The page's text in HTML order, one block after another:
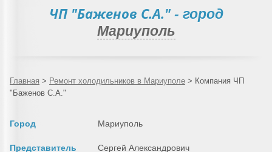
ЧП "Баженов С.А."- город
Мариуполь
Главная > Ремонт холодильников в Мариуполе > Компания ЧП
"Баженов С.А."
Город Мариуполь
Представитель Сергей Александрович